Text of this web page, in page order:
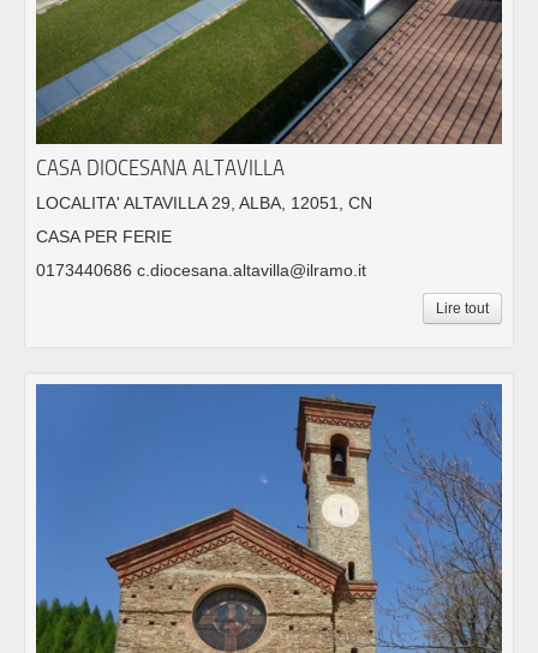
CASA DIOCESANA ALTAVILLA
LOCALITA' ALTAVILLA 29, ALBA, 12051, CN
CASA PER FERIE
0173440686 c.diocesana.altavilla@ilramo.it
Lire tout